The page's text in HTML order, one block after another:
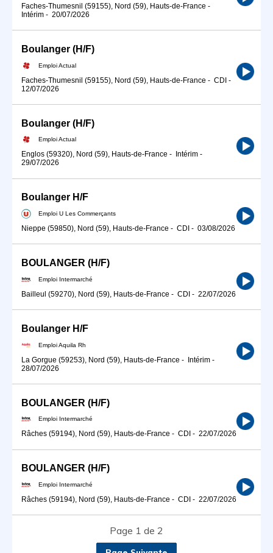
Faches-Thumesnil (59155), Nord (59), Hauts-de-France -
Intérim - 20/07/2026
Boulanger (H/F)
Emploi Actual
Faches-Thumesnil (59155), Nord (59), Hauts-de-France - CDI -
12/07/2026
Boulanger (H/F)
Emploi Actual
Englos (59320), Nord (59), Hauts-de-France - Intérim -
29/07/2026
Boulanger H/F
Emploi U Les Commerçants
Nieppe (59850), Nord (59), Hauts-de-France - CDI - 03/08/2026
BOULANGER (H/F)
Emploi Intermarché
Bailleul (59270), Nord (59), Hauts-de-France - CDI - 22/07/2026
Boulanger H/F
Emploi Aquila Rh
La Gorgue (59253), Nord (59), Hauts-de-France - Intérim -
28/07/2026
BOULANGER (H/F)
Emploi Intermarché
Râches (59194), Nord (59), Hauts-de-France - CDI - 22/07/2026
BOULANGER (H/F)
Emploi Intermarché
Râches (59194), Nord (59), Hauts-de-France - CDI - 22/07/2026
Page 1 de 2